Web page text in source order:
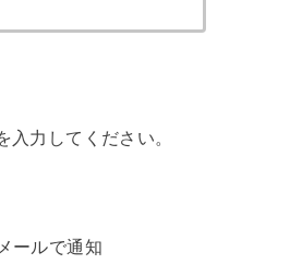
入力してください。
ールで通知